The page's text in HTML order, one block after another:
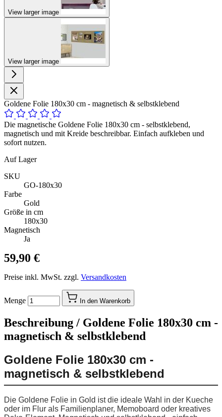
View larger image
View larger image
Goldene Folie 180x30 cm - magnetisch & selbstklebend
Die magnetische Goldene Folie 180x30 cm - selbstklebend,
magnetisch und mit Kreide beschreibbar. Einfach aufkleben und
sofort nutzen.
Auf Lager
SKU
GO-180x30
Farbe
Gold
Größe in cm
180x30
Magnetisch
Ja
59,90 €
Preise inkl. MwSt. zzgl. Versandkosten
Menge In den Warenkorb
Beschreibung / Goldene Folie 180x30 cm -
magnetisch & selbstklebend
Goldene Folie 180x30 cm -
magnetisch & selbstklebend
Die Goldene Folie in Gold ist die ideale Wahl in der Kueche
oder im Flur als Familienplaner, Memoboard oder kreatives